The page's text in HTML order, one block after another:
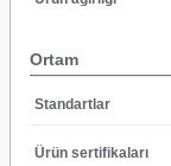
Ortam
Standartlar
Ürün sertifikaları